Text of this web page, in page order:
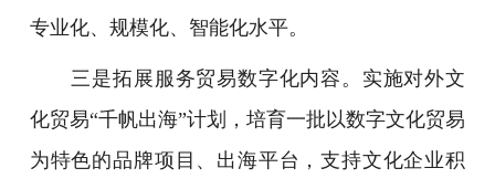
专业化、规模化、智能化水平。
三是拓展服务贸易数字化内容。实施对外文
化贸易“千帆出海”计划，培育一批以数字文化贸易
为特色的品牌项目、出海平台，支持文化企业积